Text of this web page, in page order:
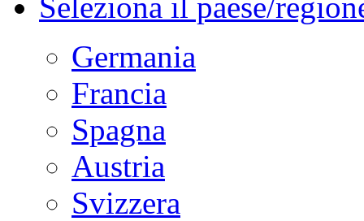
Germania
Francia
Spagna
Austria
Svizzera